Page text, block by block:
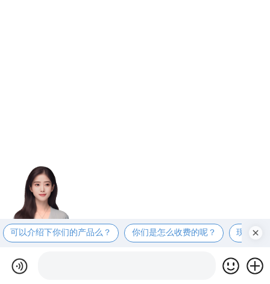
可以介绍下你们的产品么？ 你们是怎么收费的呢？ 现在有